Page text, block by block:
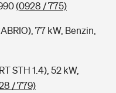
(0928 / 775)
77 kW, Benzin,
STH 1.4), 52 kW,
/ 779)